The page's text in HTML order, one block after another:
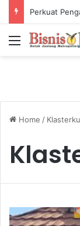
Menu
Home /